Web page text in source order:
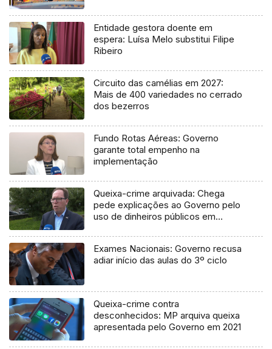
Entidade gestora doente em
espera: Luísa Melo substitui Filipe
Ribeiro
Circuito das camélias em 2027:
Mais de 400 variedades no cerrado
dos bezerros
Fundo Rotas Aéreas: Governo
garante total empenho na
implementação
Queixa-crime arquivada: Chega
pede explicações ao Governo pelo
uso de dinheiros públicos em
Exames Nacionais: Governo recusa
adiar início das aulas do 3º ciclo
Queixa-crime contra
desconhecidos: MP arquiva queixa
apresentada pelo Governo em 2021